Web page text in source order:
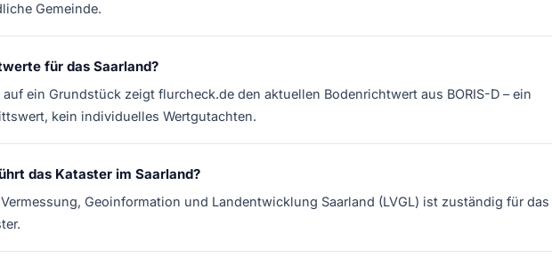
Gemeinde.
für das Saarland?
ein Grundstück zeigt flurcheck.de den aktuellen Bodenrichtwert aus BORIS-D – ein
kein individuelles Wertgutachten.
das Kataster im Saarland?
Geoinformation und Landentwicklung Saarland (LVGL) ist zuständig für das